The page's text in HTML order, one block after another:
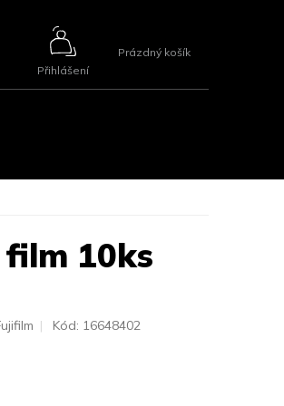
Přihlášení
NÁKUPNÍ
Prázdný košík
10ks
Kód: 16648402